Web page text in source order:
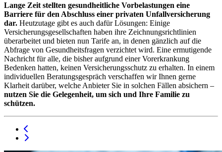
Lange Zeit stellten gesundheitliche Vorbelastungen eine
Barriere für den Abschluss einer privaten Unfallversicherung
dar. Heutzutage gibt es auch dafür Lösungen: Einige
Versicherungsgesellschaften haben ihre Zeichnungsrichtlinien
überarbeitet und bieten nun Tarife an, in denen gänzlich auf die
Abfrage von Gesundheitsfragen verzichtet wird. Eine ermutigende
Nachricht für alle, die bisher aufgrund einer Vorerkrankung
Bedenken hatten, keinen Versicherungsschutz zu erhalten. In einem
individuellen Beratungsgespräch verschaffen wir Ihnen gerne
Klarheit darüber, welche Anbieter Sie in solchen Fällen absichern –
nutzen Sie die Gelegenheit, um sich und Ihre Familie zu
schützen.